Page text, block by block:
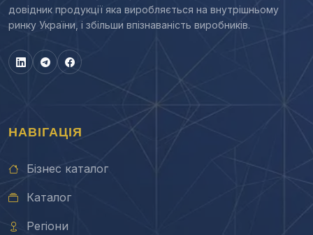
довідник продукції яка виробляється на внутрішньому
ринку України, і збільши впізнаваність виробників.
НАВІГАЦІЯ
Бізнес каталог
Каталог
Регіони